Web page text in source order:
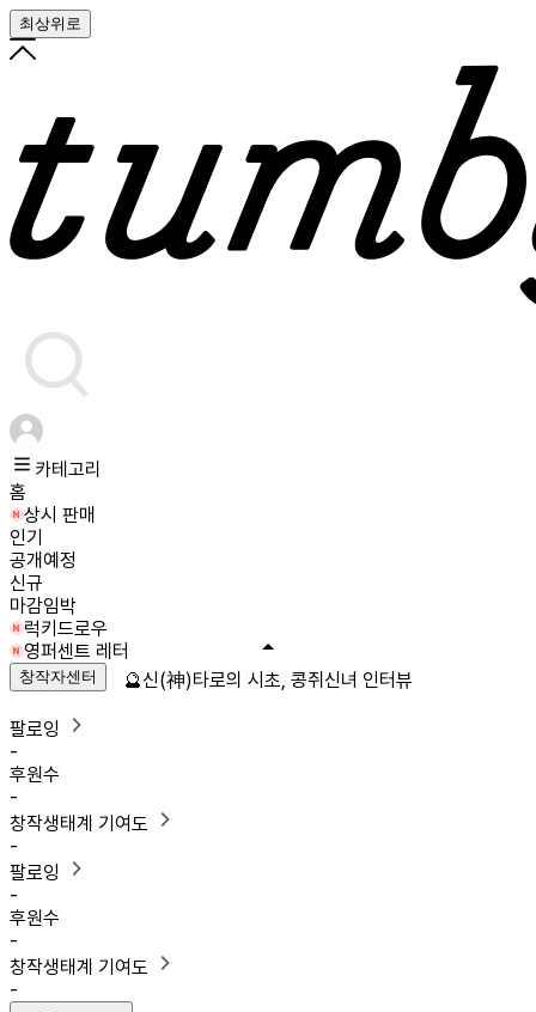
최상위로
카테고리
홈
상시 판매
인기
공개예정
신규
마감임박
럭키드로우
영퍼센트 레터
창작자센터
팔로잉
-
후원수
-
창작생태계 기여도
-
팔로잉
-
후원수
-
창작생태계 기여도
-
🔮신(神)타로의 시초, 콩쥐신녀 인터뷰